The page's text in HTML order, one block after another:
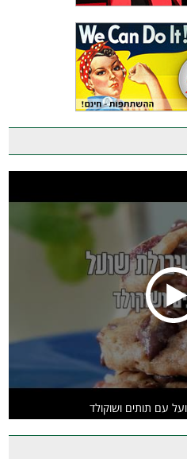
עם תותים ושוקולד